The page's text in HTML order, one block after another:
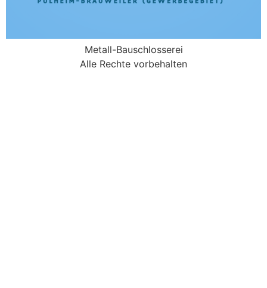
Metall-Bauschlosserei
Alle Rechte vorbehalten